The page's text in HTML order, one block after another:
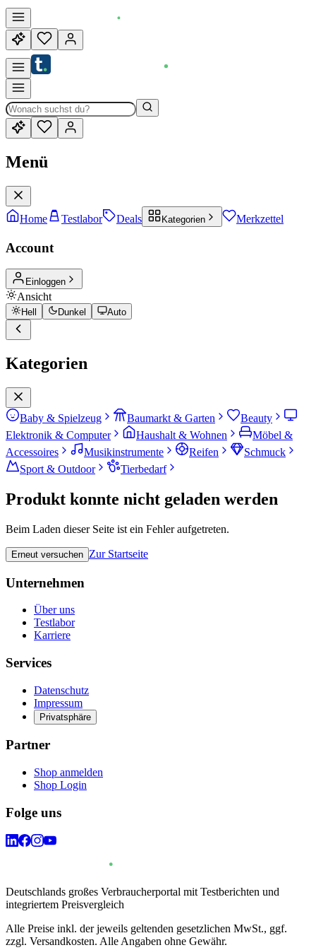
Menü
Home Testlabor Deals Kategorien Merkzettel
Account
Einloggen
Ansicht
Hell Dunkel Auto
Kategorien
Baby & Spielzeug Baumarkt & Garten
Beauty
Elektronik & Computer
Haushalt & Wohnen
Möbel &
Accessoires
Musikinstrumente Reifen
Schmuck
Sport & Outdoor
Tierbedarf
Produkt konnte nicht geladen werden
Beim Laden dieser Seite ist ein Fehler aufgetreten.
Erneut versuchen Zur Startseite
Unternehmen
Über uns
Testlabor
Karriere
Services
Datenschutz
Impressum
Privatsphäre
Partner
Shop anmelden
Shop Login
Folge uns
Deutschlands großes Verbraucherportal mit Testberichten und
integriertem Preisvergleich
Alle Preise inkl. der jeweils geltenden gesetzlichen MwSt., ggf.
zzgl. Versandkosten. Alle Angaben ohne Gewähr.